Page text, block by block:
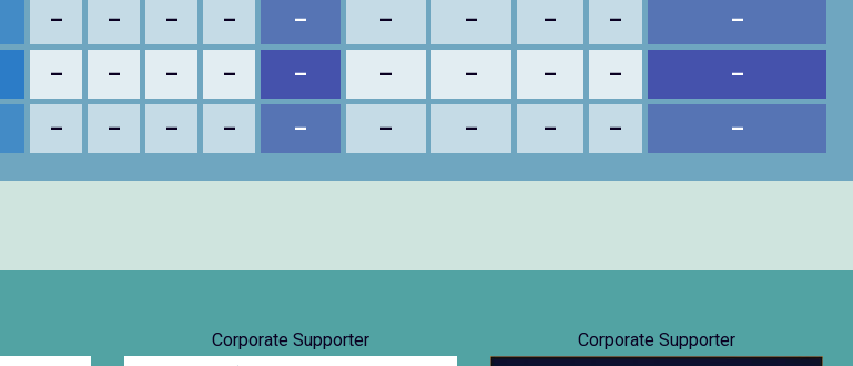
– – – – – – – – – –
– – – – – – – – – –
– – – – – – – – – –
Corporate Supporter Corporate Supporter